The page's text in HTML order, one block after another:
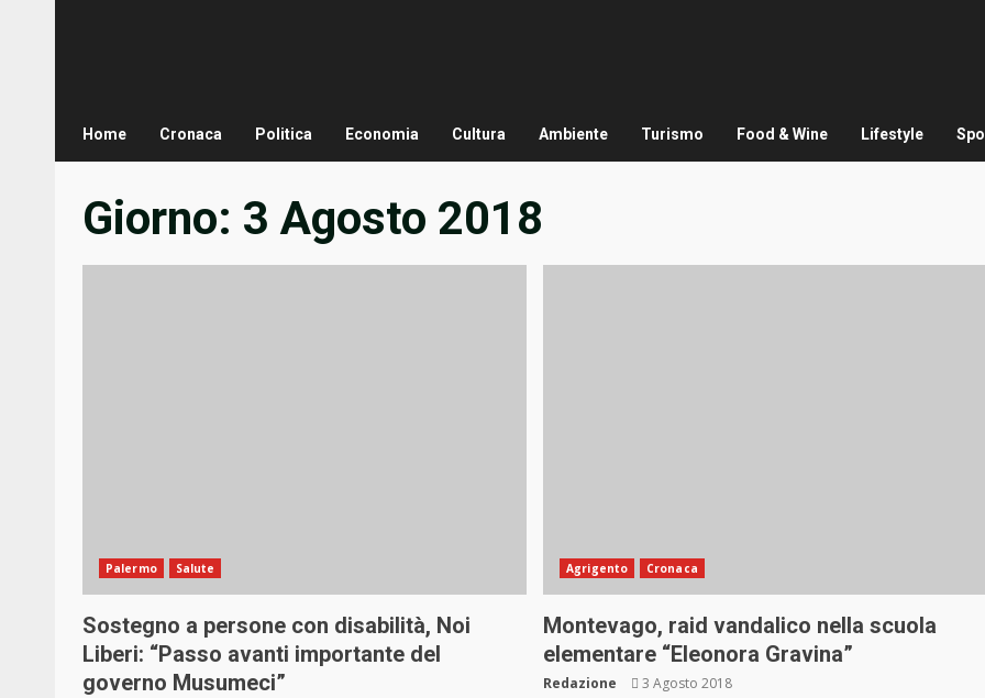
Home Cronaca Politica Economia Cultura Ambiente Turismo Food & Wine Lifestyle
Giorno: 3 Agosto 2018
Palermo Salute
Sostegno a persone con disabilità, Noi
Liberi: “Passo avanti importante del
governo Musumeci”
Agrigento Cronaca
Montevago, raid vandalico nella scuola
elementare “Eleonora Gravina”
Redazione 3 Agosto 2018